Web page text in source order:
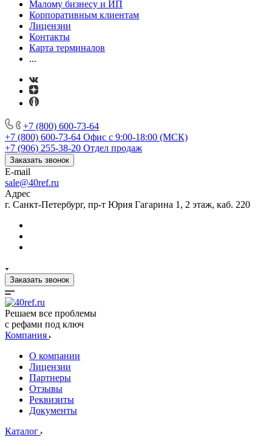
Малому бизнесу и ИП
Корпоративным клиентам
Лицензии
Контакты
Карта терминалов
...
+7 (800) 600-73-64
+7 (800) 600-73-64 Офис с 9:00-18:00 (МСК)
+7 (906) 255-38-20 Отдел продаж
Заказать звонок
E-mail
sale@40ref.ru
Адрес
г. Санкт-Петербург, пр-т Юрия Гагарина 1, 2 этаж, каб. 220
Заказать звонок
Решаем все проблемы
с рефами под ключ
Компания
О компании
Лицензии
Партнеры
Отзывы
Реквизиты
Документы
Каталог